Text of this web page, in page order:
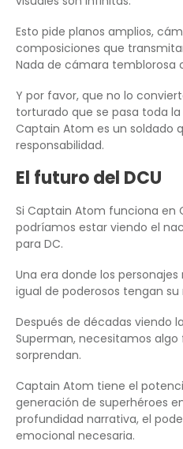
Esto pide planos amplios,
composiciones que
Nada de cámara temblorosa
Y por favor, que no lo
torturado que se pasa toda
Captain Atom es un soldado
responsabilidad.
El futuro del DCU
Si Captain Atom funciona en
podríamos estar viendo el
para DC.
Una era donde los
igual de poderosos tengan
Después de décadas viendo
Superman, necesitamos algo
sorprendan.
Captain Atom tiene el
generación de superhéroes
profundidad narrativa, el
emocional necesaria.